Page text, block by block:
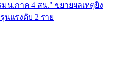
น.ภาค 4 สน." ขยายผลเหตุยิง
นแรงดับ 2 ราย